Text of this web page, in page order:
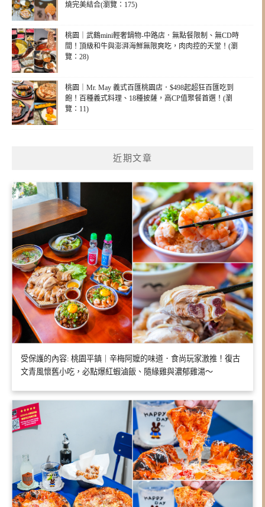
燒完美結合(瀏覽：175)
桃園｜武鶴mini輕奢鍋物-中路店．無點餐限制、無CD時
間！頂級和牛與澎湃海鮮無限爽吃，肉肉控的天堂！(瀏
覽：28)
桃園｜Mr. May 義式百匯桃園店．$498起超狂百匯吃到
飽！百種義式料理、18種披薩，高CP值聚餐首選！(瀏
覽：11)
近期文章
受保護的內容: 桃園平鎮｜辛梅阿嬤的味道．食尚玩家激推！復古
文青風懷舊小吃，必點爆紅蝦滷飯、隨緣雞與濃郁雞湯～